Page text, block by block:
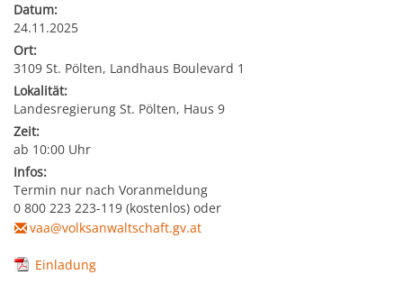
Amtstafel
Stadtnachrichten
Fotogalerien
Formulare
Förderungen
Jugend
Institutionen & Vereine
Freizeitmöglichkeiten
Bauen & Wohnen
Abfall & Umwelt
Veranstaltungskalender
Heurigenkalender
Sehenswertes
Gastronomie
Beherbergung
Standortinformationen
Strategische Lage
Verkehr
Ausbildung und F&E
Wirtschaftsstruktur
Datum:
24.11.2025
Ort:
3109 St. Pölten, Landhaus Boulevard 1
Lokalität:
Landesregierung St. Pölten, Haus 9
Zeit:
ab 10:00 Uhr
Infos:
Termin nur nach Voranmeldung
0 800 223 223-119 (kostenlos) oder
vaa@volksanwaltschaft.gv.at
Einladung